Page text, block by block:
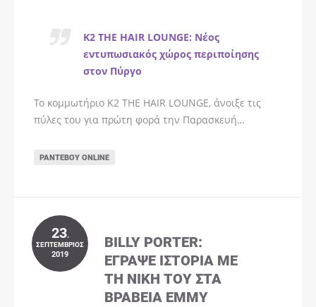
K2 THE HAIR LOUNGE: Νέος
εντυπωσιακός χώρος περιποίησης
στον Πύργο
Το κομμωτήριο K2 THE HAIR LOUNGE, άνοιξε τις
πύλες του για πρώτη φορά την Παρασκευή…
ΡΑΝΤΕΒΟΎ ONLINE
23.
ΣΕΠΤΈΜΒΡΙΟΣ
2019
BILLY PORTER:
ΈΓΡΑΨΕ ΙΣΤΟΡΊΑ ΜΕ
ΤΗ ΝΊΚΗ ΤΟΥ ΣΤΑ
ΒΡΑΒΕΊΑ EMMY